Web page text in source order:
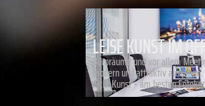
LEISE KUNST IM
Büroräume und vor allem
modern und attraktiv
nicht Kunst – am besten